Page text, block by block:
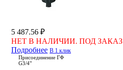
5 487.56 ₽
НЕТ В НАЛИЧИИ. ПОД ЗАКАЗ
Подробнее В 1 клик
Присоединение ГФ
G3/4"